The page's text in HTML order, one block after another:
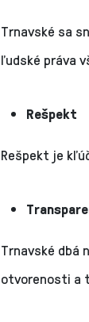
Trnavské sa
ľudské práva
Rešpekt
Rešpekt je
Trnavské dbá
otvorenosti a